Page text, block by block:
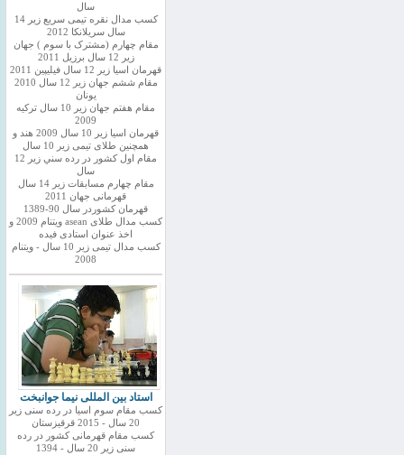
سال
کسب مدال نقره تیمی سریع زیر 14
سال سریلانکا 2012
مقام چهارم (مشترک با سوم ) جهان
زیر 12 سال برزیل 2011
قهرمان اسيا زير 12 سال فیلیپین 2011
مقام ششم جهان زیر 12 سال 2010
یونان
مقام هفتم جهان زیر 10 سال ترکیه
2009
قهرمان اسيا زیر 10 سال 2009 هند و
همچنین طلای تیمی زیر 10 سال
مقام اول كشور در رده سني زير 12
سال
مقام چهارم مسابقات زیر 14 سال
قهرمانی جهان 2011
قهرمان کشوردر سال 90-1389
کسب مدال طلای asean ویتنام 2009 و
اخذ عنوان استادی فیده
کسب مدال تیمی زیر 10 سال - ویتنام
2008
استاد بین المللی نیما جوانبخت
کسب مقام سوم اسیا در رده سنی زیر
20 سال - 2015 قرقیزستان
کسب مقام قهرمانی کشور در رده
سنی زیر 20 سال - 1394